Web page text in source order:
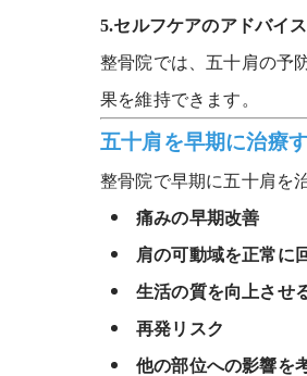
5.セルフケアのアドバイス
整骨院では、五十肩の予
果を維持できます。
五十肩を早期に治療
整骨院で早期に五十肩を
痛みの早期改善
肩の可動域を正常に
生活の質を向上させ
再発リスク
他の部位への影響を